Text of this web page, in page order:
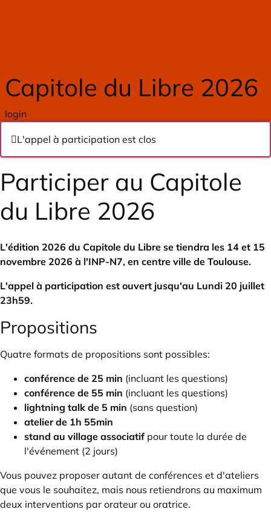
Capitole du Libre 2026
login
L'appel à participation est clos
Participer au Capitole
du Libre 2026
L'édition 2026 du Capitole du Libre se tiendra les 14 et 15
novembre 2026 à l'INP-N7, en centre ville de Toulouse.
L'appel à participation est ouvert jusqu'au Lundi 20 juillet
23h59.
Propositions
Quatre formats de propositions sont possibles:
conférence de 25 min (incluant les questions)
conférence de 55 min (incluant les questions)
lightning talk de 5 min (sans question)
atelier de 1h 55min
stand au village associatifpour toute la durée de
l'événement (2 jours)
Vous pouvez proposer autant de conférences et d'ateliers
que vous le souhaitez, mais nous retiendrons au maximum
deux interventions par orateur ou oratrice.